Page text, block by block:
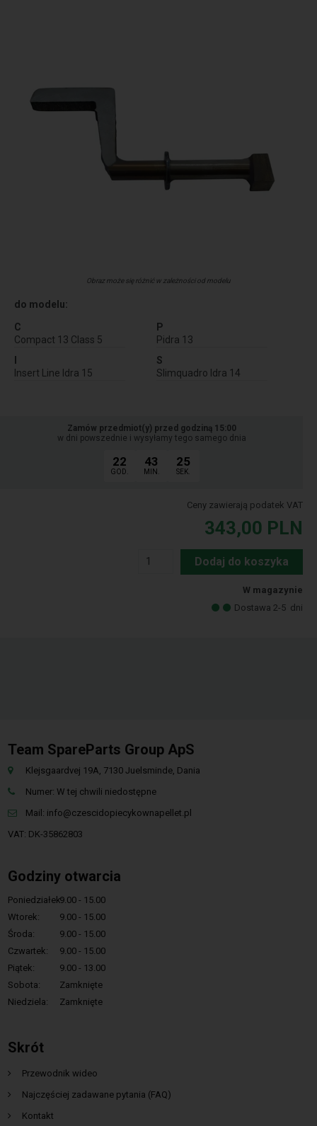
Obraz może się różnić w zależności od modelu
do modelu:
C
Compact 13 Class 5
Insert Line Idra 15
P
Pidra 13
S
Slimquadro Idra 14
Zamów przedmiot(y) przed godziną 15:00
w dni powszednie i wysyłamy tego samego dnia
22
GOD.
43
MIN.
24
SEK.
Ceny zawierają podatek VAT
343,00 PLN
Dodaj do koszyka
W magazynie
Dostawa 2-5 dni
Team SpareParts Group ApS
Klejsgaardvej 19A, 7130 Juelsminde, Dania
Numer: W tej chwili niedostępne
Mail: info@czescidopiecykownapellet.pl
VAT: DK-35862803
Godziny otwarcia
Poniedziałek:9.00 - 15.00
Wtorek:
9.00 - 15.00
Środa:
9.00 - 15.00
Czwartek:
9.00 - 15.00
Piątek:
9.00 - 13.00
Sobota:
Zamknięte
Niedziela:
Zamknięte
Skrót
Przewodnik wideo
Najczęściej zadawane pytania (FAQ)
Kontakt